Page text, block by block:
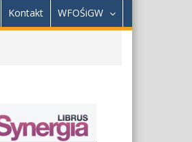
Kontakt WFOŚiGW